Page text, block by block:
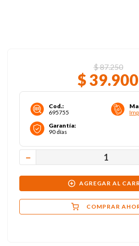
$87.250
$ 39.900
Cod.:
695755
Garantía:
90 días
－
AGREGAR AL
COMPRAR